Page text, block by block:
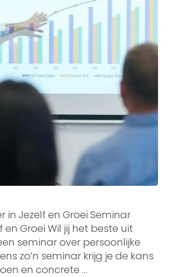
in Jezelf en Groei Seminar
en Groei Wil jij het beste uit
seminar over persoonlijke
zo’n seminar krijg je de kans
en concrete …